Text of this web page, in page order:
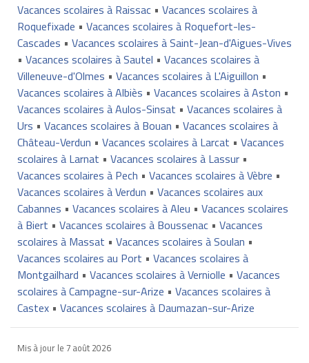
Vacances scolaires à Raissac• Vacances scolaires à
Roquefixade • Vacances scolaires à Roquefort-les-
Cascades • Vacances scolaires à Saint-Jean-d'Aigues-Vives
• Vacances scolaires à Sautel • Vacances scolaires à
Villeneuve-d'Olmes • Vacances scolaires à L'Aiguillon •
Vacances scolaires à Albiès • Vacances scolaires à Aston •
Vacances scolaires à Aulos-Sinsat • Vacances scolaires à
Urs • Vacances scolaires à Bouan • Vacances scolaires à
Château-Verdun • Vacances scolaires à Larcat • Vacances
scolaires à Larnat • Vacances scolaires à Lassur•
Vacances scolaires à Pech • Vacances scolaires à Vèbre •
Vacances scolaires à Verdun • Vacances scolaires aux
Cabannes • Vacances scolaires à Aleu • Vacances scolaires
à Biert • Vacances scolaires à Boussenac• Vacances
scolaires à Massat • Vacances scolaires à Soulan •
Vacances scolaires au Port • Vacances scolaires à
Montgailhard • Vacances scolaires à Verniolle • Vacances
scolaires à Campagne-sur-Arize • Vacances scolaires à
Castex• Vacances scolaires à Daumazan-sur-Arize
Mis à jour le 7 août 2026